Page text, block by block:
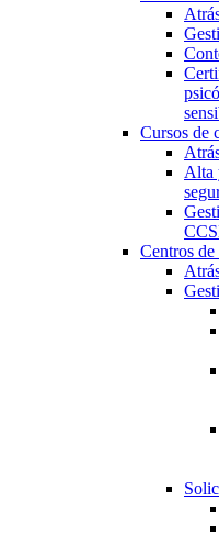
Cursos de
Alta
Centros